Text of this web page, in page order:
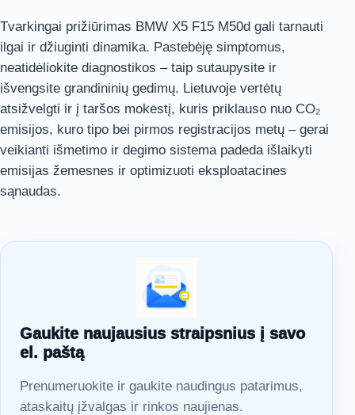
Tvarkingai prižiūrimas BMW X5 F15 M50d gali tarnauti
ilgai ir džiuginti dinamika. Pastebėję simptomus,
neatidėliokite diagnostikos – taip sutaupysite ir
išvengsite grandininių gedimų. Lietuvoje vertėtų
atsižvelgti ir į taršos mokestį, kuris priklauso nuo CO₂
emisijos, kuro tipo bei pirmos registracijos metų – gerai
veikianti išmetimo ir degimo sistema padeda išlaikyti
emisijas žemesnes ir optimizuoti eksploatacines
sąnaudas.
Gaukite naujausius straipsnius į savo
el. paštą
Prenumeruokite ir gaukite naudingus patarimus,
ataskaitų įžvalgas ir rinkos naujienas.